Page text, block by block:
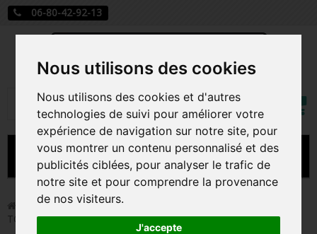
Nous utilisons des cookies
Nous utilisons des cookies et d'autres
technologies de suivi pour améliorer votre
expérience de navigation sur notre site, pour
vous montrer un contenu personnalisé et des
publicités ciblées, pour analyser le trafic de
notre site et pour comprendre la provenance
de nos visiteurs.
J'accepte
06-80-42-92-13
Rechercher
Mon
MENU
CARTE A JOUER
PRÉCOMMANDE FIGURINES POP
Figurines > COSBI JOKER / THE DARK KNIGHT / HOT
TOYS